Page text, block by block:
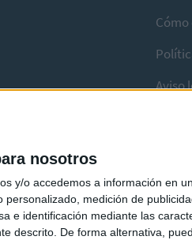
nosotros
y/o accedemos a información en
medición de
e identificación mediante las
descrito. De forma alternativa,
Aviso